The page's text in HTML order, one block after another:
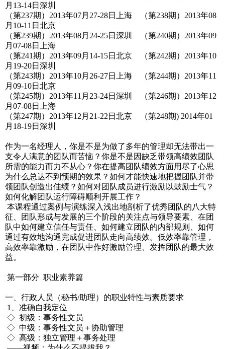
月13-14日深圳
（第237期）2013年07月27-28日上海 （第238期）2013年08
月10-11日北京
（第239期）2013年08月24-25日深圳 （第240期）2013年09
月07-08日上海
（第241期）2013年09月14-15日北京 （第242期）2013年10
月19-20日深圳
（第243期）2013年10月26-27日上海 （第244期）2013年11
月09-10日北京
（第245期）2013年11月23-24日深圳 （第246期）2013年12
月07-08日上海
（第247期）2013年12月21-22日北京 （第248期) 2014年01
月18-19日深圳
作为一名经理人，你是不是为做了多年的管理却无法带出一
支令人满意的团队而苦恼？你是不是因缺乏带领高绩效团队
所需的能力而力不从心？你在提高团队绩效方面用尽了心思
为什么总达不到预期的效果？如何才能快速地把握团队并带
领团队创造出佳绩？如何对团队成员进行激励以鼓励士气？
如何化解团队运行障碍顺利开展工作？
本课程通过案例与演练深入浅出地剖析了优秀团队的八大特
征、团队形成与发展的三个阶段的关注点与领导要素、在团
队中如何建立信任与责任、如何建立团队的内部规则、如何
通过有效地沟通完成促进团队走向高绩效。低效率靠管理，
高效率靠激励，在团队中作好激励管理、发挥团队的最大效
益。
第一部分 职业素养篇
一、行政人员（秘书/助理）的职业特性与素质要求
1、准确自我定位
◇ 初级：事务性文员
◇ 中级：事务性文员＋协助管理
◇ 高级：独立管理＋事务处理